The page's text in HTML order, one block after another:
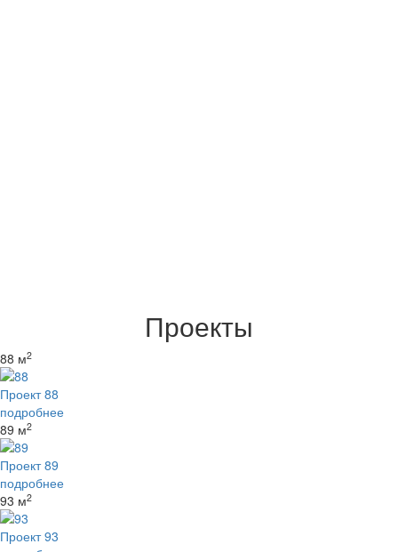
Проекты
88 м2
Проект 88
подробнее
89 м2
Проект 89
подробнее
93 м2
Проект 93